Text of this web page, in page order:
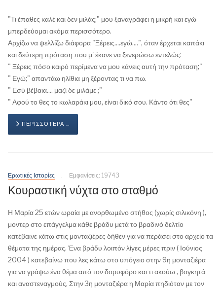
"Τι έπαθες καλέ και δεν μιλάς;" μου ξαναγράφει η μικρή και εγώ
μπερδεύομαι ακόμα περισσότερο.
Αρχίζω να ψελλίζω διάφορα "Ξέρεις....εγώ....", όταν έρχεται καπάκι
και δεύτερη πρόταση που μ' έκανε να ξενερώσω εντελώς:
" Ξέρεις πόσο καιρό περίμενα να μου κάνεις αυτή την πρόταση;"
" Εγώ;" απαντάω ηλίθια μη ξέροντας τι να πω.
" Εσύ βέβαια.... μαζί δε μιλάμε ;"
" Αφού το θες το κωλαράκι μου, είναι δικό σου. Κάντο ότι θες"
ΠΕΡΙΣΣΌΤΕΡΑ …
Ερωτικές Ιστορίες Εμφανίσεις: 19743
Κουραστική νύχτα στο σταθμό
Η Μαρία 25 ετών ωραία με ανορθωμένο στήθος (χωρίς σιλικόνη ),
μοντερ στο επάγγελμα κάθε βράδυ μετά το βραδινό δελτίο
κατέβαινε κάτω στις μονταζιέρες δήθεν για να περάσει στο αρχείο τα
θέματα της ημέρας. Ένα βράδυ λοιπόν λίγες μέρες πριν ( Ιούνιος
2004 ) κατεβαίνω που λες κάτω στο υπόγειο στην 9η μονταζιέρα
για να γράψω ένα θέμα από τον δορυφόρο και τι ακούω , βογκητά
και αναστεναγμούς, Στην 3η μονταζιέρα η Μαρία πηδιόταν με τον